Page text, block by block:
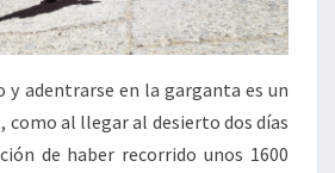
y adentrarse en la garganta es un
como al llegar al desierto dos días
de haber recorrido unos 1600